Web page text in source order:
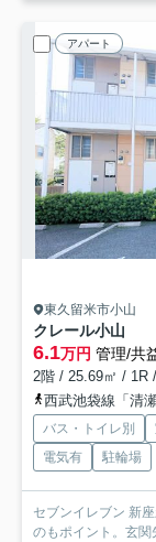
アパート
東久留米市小山
クレール小山
6.1万円 管理/共
2階 / 25.69㎡ / 1R
西武池袋線「清
バス・トイレ別
電気有
駐輪場
セブンイレブン 新
のもポイント。玄